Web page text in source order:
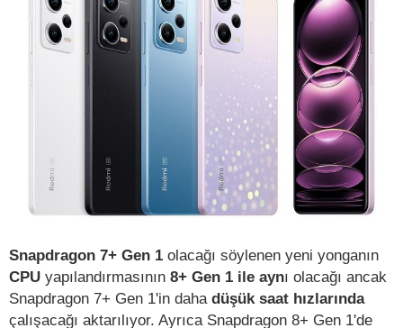
Snapdragon 7+ Gen 1 olacağı söylenen yeni yonganın
CPU yapılandırmasının 8+ Gen 1 ile aynı olacağı ancak
Snapdragon 7+ Gen 1'in daha düşük saat hızlarında
çalışacağı aktarılıyor. Ayrıca Snapdragon 8+ Gen 1'de